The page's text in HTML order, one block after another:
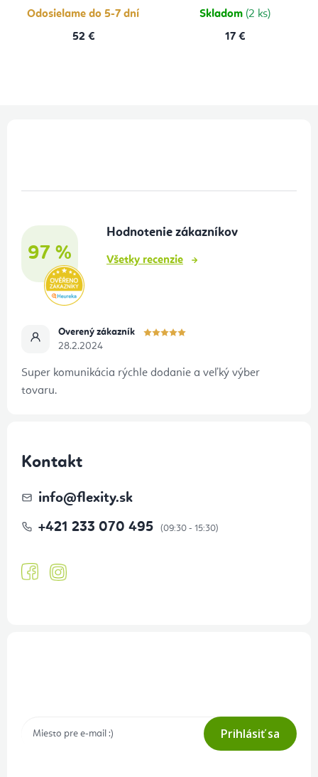
Odosielame do 5-7 dní
52 €
Skladom (2 ks)
17 €
97 %
Hodnotenie zákazníkov
Všetky recenzie
Overený zákazník
28.2.2024
Super komunikácia rýchle dodanie a veľký výber
tovaru.
Kontakt
info@flexity.sk
+421 233 070 495
Prihlásiť sa